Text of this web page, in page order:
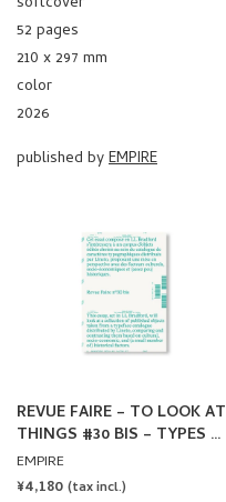
52 pages
210 x 297 mm
color
2026
published byEMPIRE
REVUE FAIRE – TO LOOK AT
THINGS #30 BIS – TYPES OF
TYPES: THE TYPOGRAPHIC
SPECIMEN BY LINETO
EMPIRE
REGULAR
¥4,180 (tax incl.)